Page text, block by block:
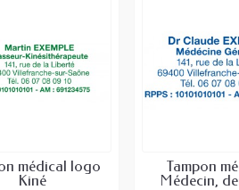
médical logo
Kiné
Tampon
Médecin,